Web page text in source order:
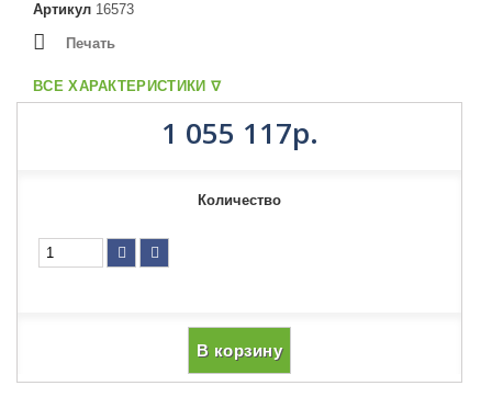
Артикул 16573
Печать
ВСЕ ХАРАКТЕРИСТИКИ ᐁ
1 055 117р.
Количество
В корзину